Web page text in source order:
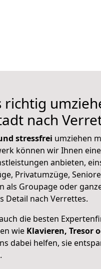
richtig
nach
stressfrei umziehen
können wir Ihnen
anbieten,
Privatumzüge,
als Groupage oder
Detail nach Verrettes.
die besten
wie Klavieren, Tresor
dabei helfen, sie